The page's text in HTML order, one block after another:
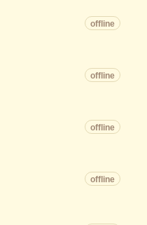
offline
offline
offline
offline